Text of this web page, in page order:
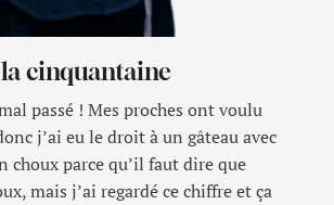
cinquantaine
passé ! Mes proches ont voulu
j’ai eu le droit à un gâteau avec
choux parce qu’il faut dire que
mais j’ai regardé ce chiffre et ça